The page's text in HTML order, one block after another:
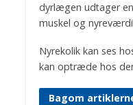
dyrlægen udtager
muskel og
Nyrekolik kan ses
kan optræde hos
Bagom